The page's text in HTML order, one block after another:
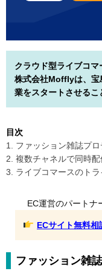
クラウド型ライブコ
株式会社Mofflyは、宝
業をスタートさせるこ
目次
1. ファッション雑誌プ
2. 複数チャネルで同時配
3. ライブコマースのト
EC運営のパートナ
ECサイト無料相
ファッション雑